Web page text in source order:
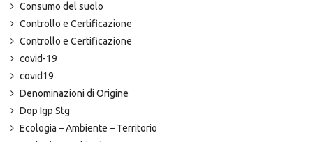
Consumo del suolo
Controllo e Certificazione
Controllo e Certificazione
covid-19
covid19
Denominazioni di Origine
Dop Igp Stg
Ecologia – Ambiente – Territorio